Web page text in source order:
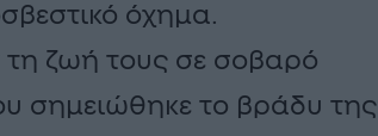
όχημα.
ζωή τους σε σοβαρό
σημειώθηκε το βράδυ της